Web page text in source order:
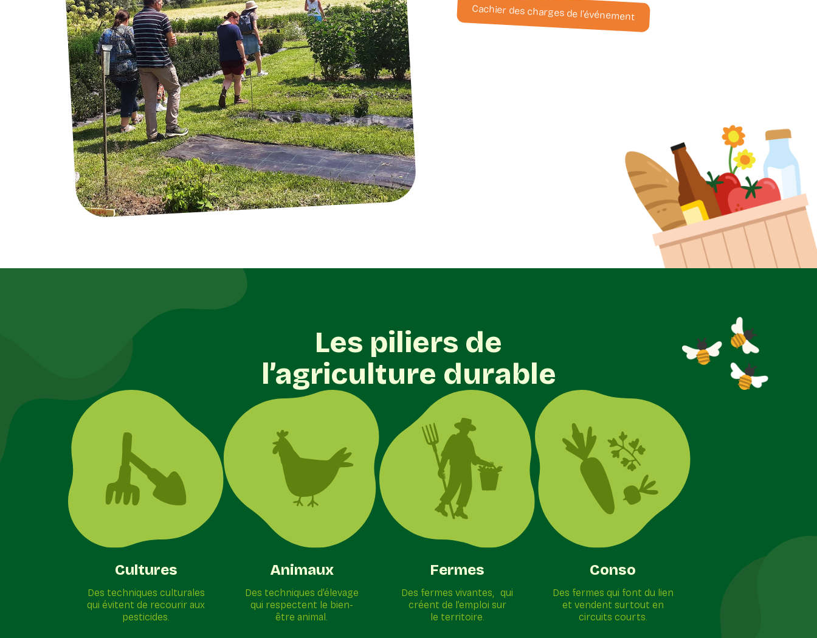
Cachier des charges de l’événement
Les piliers de
l’agriculture durable
Cultures
Des techniques culturales
qui évitent de recourir aux
pesticides.
Animaux
Des techniques d’élevage
qui respectent le bien-
être animal.
Fermes
Des fermes vivantes, qui
créent de l’emploi sur
le territoire.
Conso
Des fermes qui font du lien
et vendent surtout en
circuits courts.